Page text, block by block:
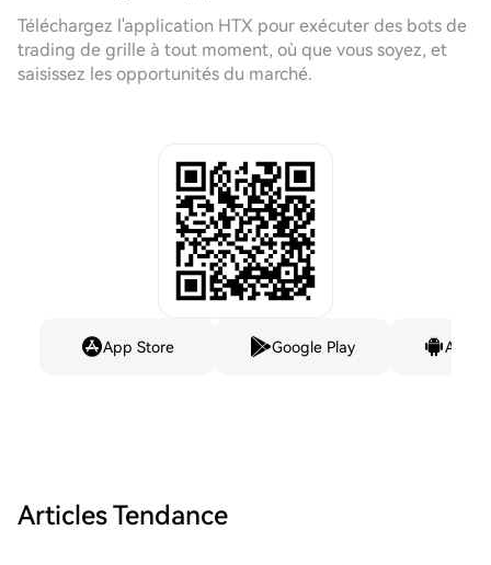
Téléchargez l'application HTX pour exécuter des bots de
trading de grille à tout moment, où que vous soyez, et
saisissez les opportunités du marché.
App Store Google Play
Articles Tendance